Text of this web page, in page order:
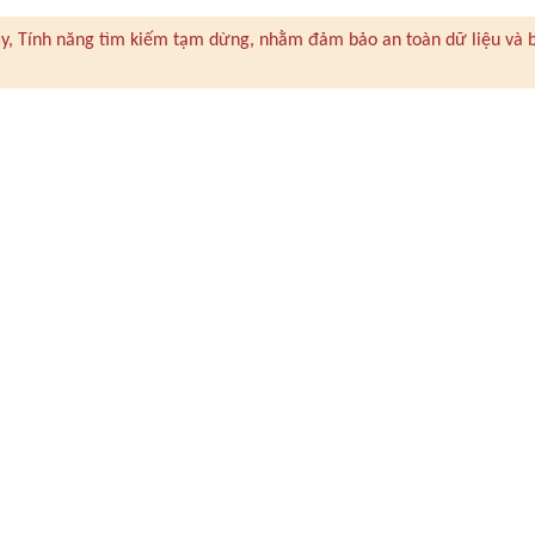
Tính năng tìm kiếm tạm dừng, nhằm đảm bảo an toàn dữ liệu và